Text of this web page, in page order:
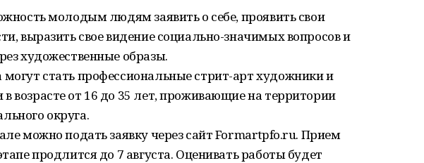
молодым людям заявить о себе, проявить свои
выразить свое видение социально-значимых вопросов и
художественные образы.
стать профессиональные стрит-арт художники и
возрасте от 16 до 35 лет, проживающие на территории
округа.
можно подать заявку через сайт Formartpfo.ru. Прием
продлится до 7 августа. Оценивать работы будет